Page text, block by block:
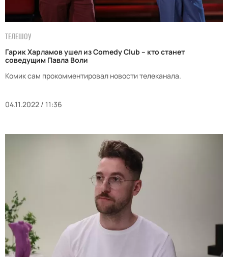
ТЕЛЕШОУ
Гарик Харламов ушел из Comedy Club – кто станет
соведущим Павла Воли
Комик сам прокомментировал новости телеканала.
04.11.2022 / 11:36